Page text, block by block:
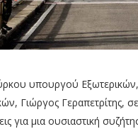
υπουργού
Γιώργος
για μια ουσιαστική